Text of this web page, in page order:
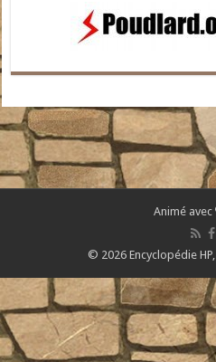
Animé avec
© 2026 Encyclopédie HP,